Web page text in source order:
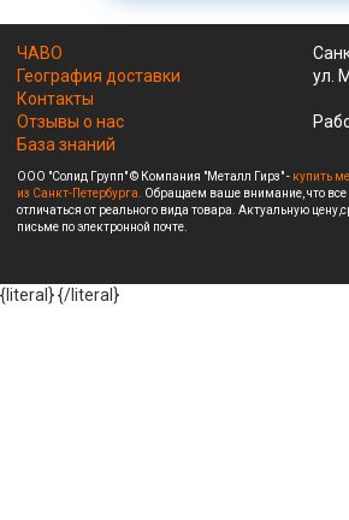
ЧАВО
География доставки
Контакты
Отзывы о нас
База знаний
ул.
ООО "Солид Групп" © Компания "Металл Гирз" - купить
из Санкт-Петербурга. Обращаем ваше внимание, что все
отличаться от реального вида товара. Актуальную
письме по электронной почте.
{literal}{/literal}